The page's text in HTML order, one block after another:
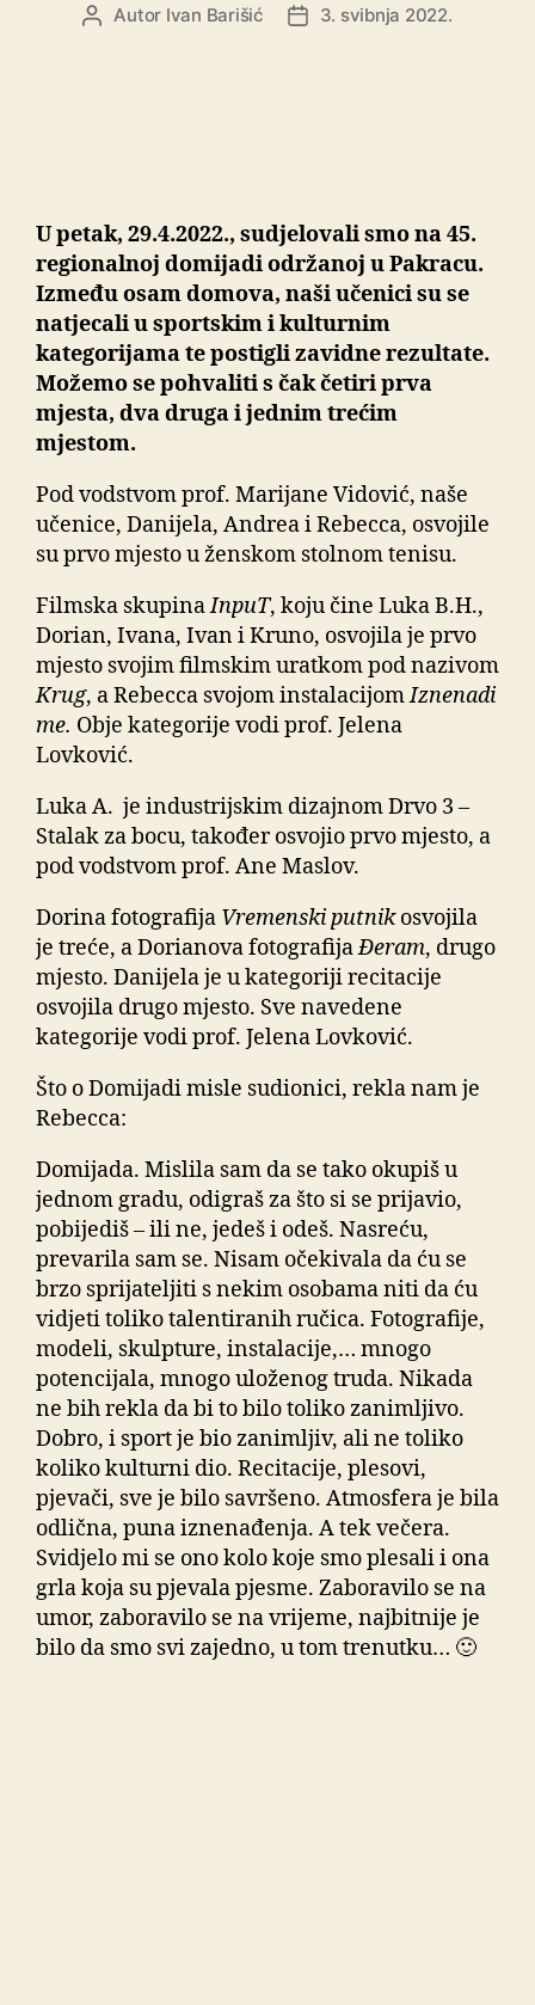
Autor Ivan Barišić 3. svibnja 2022.
U petak, 29.4.2022., sudjelovali smo na 45.
regionalnoj domijadi održanoj u Pakracu.
Između osam domova, naši učenici su se
natjecali u sportskim i kulturnim
kategorijama te postigli zavidne rezultate.
Možemo se pohvaliti s čak četiri prva
mjesta, dva druga i jednim trećim
mjestom.
Pod vodstvom prof. Marijane Vidović, naše
učenice, Danijela, Andrea i Rebecca, osvojile
su prvo mjesto u ženskom stolnom tenisu.
Filmska skupinaInpuT, koju čine Luka B.H.,
Dorian, Ivana, Ivan i Kruno, osvojila je prvo
mjesto svojim filmskim uratkom pod nazivom
Krug, a Rebecca svojom instalacijomIznenadi
me. Obje kategorije vodi prof. Jelena
Lovković.
Luka A. je industrijskim dizajnom Drvo 3 –
Stalak za bocu, također osvojio prvo mjesto, a
pod vodstvom prof. Ane Maslov.
Dorina fotografija Vremenski putnikosvojila
je treće, a Dorianova fotografijaĐeram, drugo
mjesto. Danijela je u kategoriji recitacije
osvojila drugo mjesto. Sve navedene
kategorije vodi prof. Jelena Lovković.
Što o Domijadi misle sudionici, rekla nam je
Rebecca:
Domijada. Mislila sam da se tako okupiš u
jednom gradu, odigraš za što si se prijavio,
pobijediš – ili ne, jedeš i odeš. Nasreću,
prevarila sam se. Nisam očekivala da ću se
brzo sprijateljiti s nekim osobama niti da ću
vidjeti toliko talentiranih ručica. Fotografije,
modeli, skulpture, instalacije,… mnogo
potencijala, mnogo uloženog truda. Nikada
ne bih rekla da bi to bilo toliko zanimljivo.
Dobro, i sport je bio zanimljiv, ali ne toliko
koliko kulturni dio. Recitacije, plesovi,
pjevači, sve je bilo savršeno. Atmosfera je bila
odlična, puna iznenađenja. A tek večera.
Svidjelo mi se ono kolo koje smo plesali i ona
grla koja su pjevala pjesme. Zaboravilo se na
umor, zaboravilo se na vrijeme, najbitnije je
bilo da smo svi zajedno, u tom trenutku… 🙂